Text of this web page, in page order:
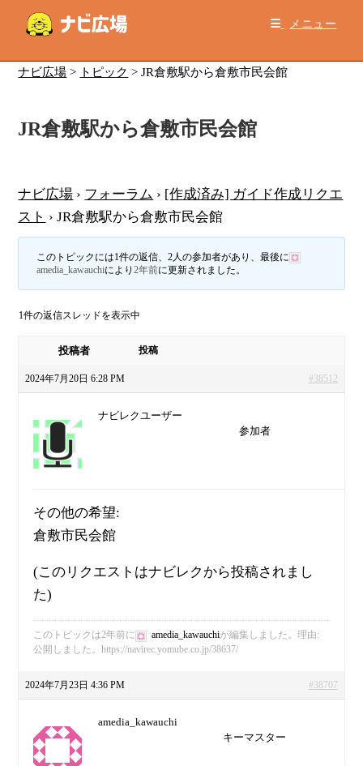
メニュー
ナビ広場 > トピック >JR倉敷駅から倉敷市民会館
JR倉敷駅から倉敷市民会館
ナビ広場 › フォーラム › [作成済み] ガイド作成リクエ
スト › JR倉敷駅から倉敷市民会館
このトピックには1件の返信、2人の参加者があり、最後に
amedia_kawauchiにより2年前に更新されました。
1件の返信スレッドを表示中
投稿者 投稿
2024年7月20日 6:28 PM #38512
ナビレクユーザー
参加者
その他の希望:
倉敷市民会館
(このリクエストはナビレクから投稿されまし
た)
このトピックは2年前に amedia_kawauchiが編集しました。理由:
公開しました。https://navirec.yomube.co.jp/38637/
2024年7月23日 4:36 PM #38707
amedia_kawauchi
キーマスター